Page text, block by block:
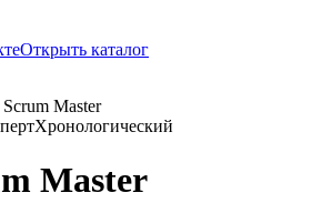
Открыть каталог
Master
Хронологический
Master